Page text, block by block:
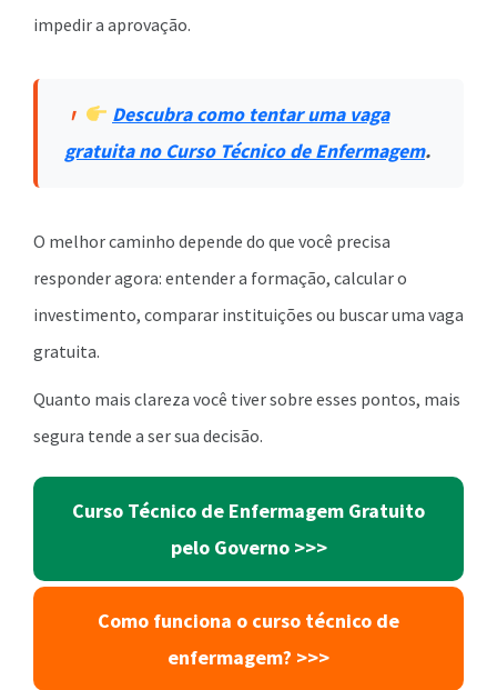
impedir a aprovação.
Descubra como tentar uma vaga
gratuita no Curso Técnico de Enfermagem.
O melhor caminho depende do que você precisa
responder agora: entender a formação, calcular o
investimento, comparar instituições ou buscar uma vaga
gratuita.
Quanto mais clareza você tiver sobre esses pontos, mais
segura tende a ser sua decisão.
Curso Técnico de Enfermagem Gratuito
pelo Governo >>>
Como funciona o curso técnico de
enfermagem? >>>